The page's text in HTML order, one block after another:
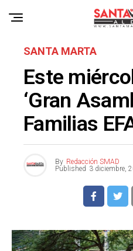
SANTA MARTA
Este
‘Gran
Familias
By Redacción SMAD
Published 3 diciembre,